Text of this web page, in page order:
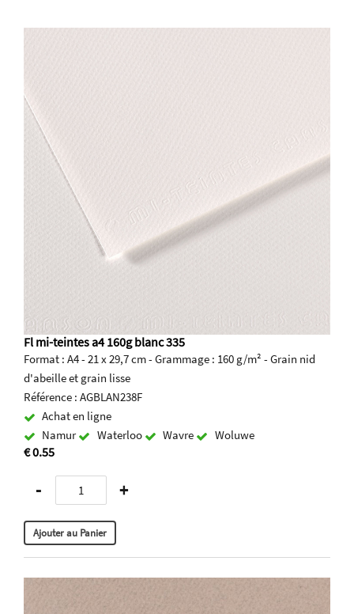
Fl mi-teintes a4 160g blanc 335
Format : A4 - 21 x 29,7 cm - Grammage : 160 g/m² - Grain nid
d'abeille et grain lisse
Référence : AGBLAN238F
Achat en ligne
Namur
Waterloo Wavre Woluwe
€ 0.55
- +